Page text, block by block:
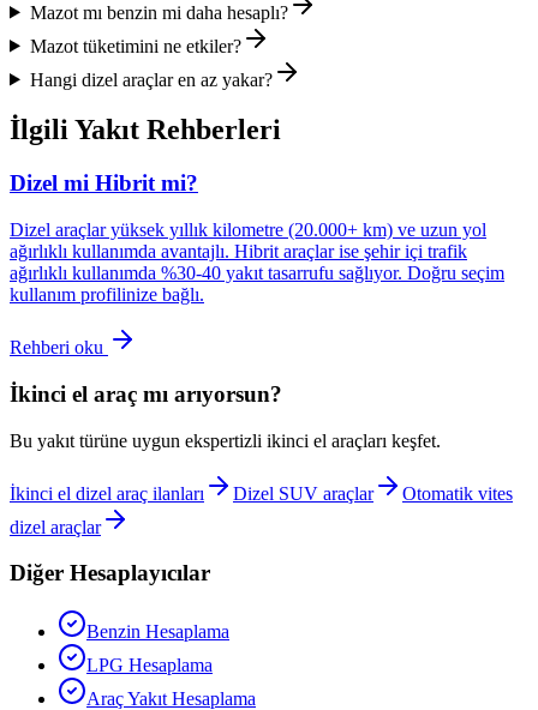
Mazot mı benzin mi daha hesaplı?
Mazot tüketimini ne etkiler?
Hangi dizel araçlar en az yakar?
İlgili Yakıt Rehberleri
Dizel mi Hibrit mi?
Dizel araçlar yüksek yıllık kilometre (20.000+ km) ve uzun yol
ağırlıklı kullanımda avantajlı. Hibrit araçlar ise şehir içi trafik
ağırlıklı kullanımda %30-40 yakıt tasarrufu sağlıyor. Doğru seçim
kullanım profilinize bağlı.
Rehberi oku
İkinci el araç mı arıyorsun?
Bu yakıt türüne uygun ekspertizli ikinci el araçları keşfet.
İkinci el dizel araç ilanları Dizel SUV araçlar
Otomatik vites
dizel araçlar
Diğer Hesaplayıcılar
Benzin Hesaplama
LPG Hesaplama
Araç Yakıt Hesaplama